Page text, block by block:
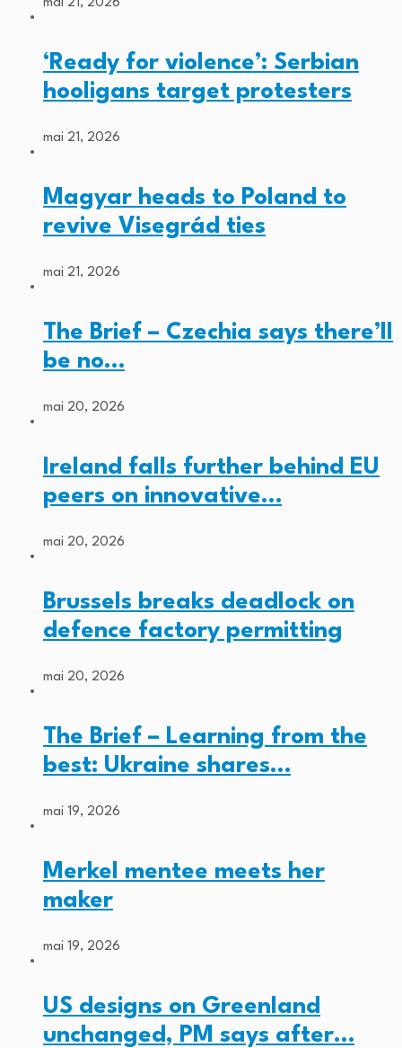
mai 21, 2026
‘Ready for violence’: Serbian
hooligans target protesters
mai 21, 2026
Magyar heads to Poland to
revive Visegrád ties
mai 21, 2026
The Brief – Czechia says there’ll
be no…
mai 20, 2026
Ireland falls further behind EU
peers on innovative…
mai 20, 2026
Brussels breaks deadlock on
defence factory permitting
mai 20, 2026
The Brief – Learning from the
best: Ukraine shares…
mai 19, 2026
Merkel mentee meets her
maker
mai 19, 2026
US designs on Greenland
unchanged, PM says after…